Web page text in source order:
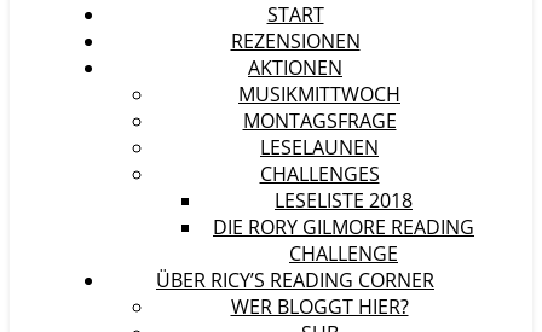
START
REZENSIONEN
AKTIONEN
MUSIKMITTWOCH
MONTAGSFRAGE
LESELAUNEN
CHALLENGES
LESELISTE 2018
DIE RORY GILMORE READING
CHALLENGE
ÜBER RICY’S READING CORNER
WER BLOGGT HIER?